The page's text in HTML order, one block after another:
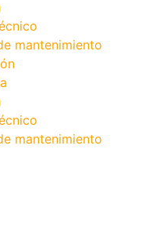
mantenimiento
mantenimiento